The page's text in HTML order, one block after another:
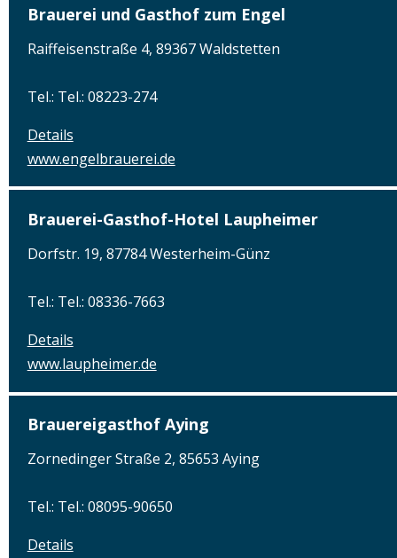
Brauerei und Gasthof zum Engel
Raiffeisenstraße 4, 89367 Waldstetten
Tel.: Tel.: 08223-274
Details
www.engelbrauerei.de
Brauerei-Gasthof-Hotel Laupheimer
Dorfstr. 19, 87784 Westerheim-Günz
Tel.: Tel.: 08336-7663
Details
www.laupheimer.de
Brauereigasthof Aying
Zornedinger Straße 2, 85653 Aying
Tel.: Tel.: 08095-90650
Details